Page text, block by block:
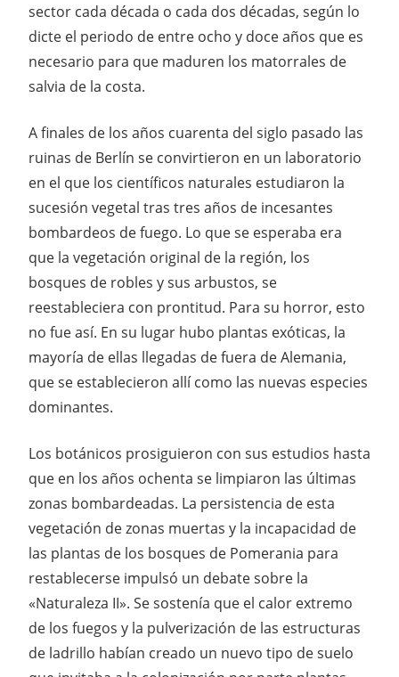
sector cada década o cada dos décadas, según lo
dicte el periodo de entre ocho y doce años que es
necesario para que maduren los matorrales de
salvia de la costa.
A finales de los años cuarenta del siglo pasado las
ruinas de Berlín se convirtieron en un laboratorio
en el que los científicos naturales estudiaron la
sucesión vegetal tras tres años de incesantes
bombardeos de fuego. Lo que se esperaba era
que la vegetación original de la región, los
bosques de robles y sus arbustos, se
reestableciera con prontitud. Para su horror, esto
no fue así. En su lugar hubo plantas exóticas, la
mayoría de ellas llegadas de fuera de Alemania,
que se establecieron allí como las nuevas especies
dominantes.
Los botánicos prosiguieron con sus estudios hasta
que en los años ochenta se limpiaron las últimas
zonas bombardeadas. La persistencia de esta
vegetación de zonas muertas y la incapacidad de
las plantas de los bosques de Pomerania para
restablecerse impulsó un debate sobre la
«Naturaleza II». Se sostenía que el calor extremo
de los fuegos y la pulverización de las estructuras
de ladrillo habían creado un nuevo tipo de suelo